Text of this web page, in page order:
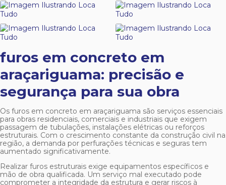
furos em concreto em
araçariguama: precisão e
segurança para sua obra
Os furos em concreto em araçariguama são serviços essenciais
para obras residenciais, comerciais e industriais que exigem
passagem de tubulações, instalações elétricas ou reforços
estruturais. Com o crescimento constante da construção civil na
região, a demanda por perfurações técnicas e seguras tem
aumentado significativamente.
Realizar furos estruturais exige equipamentos específicos e
mão de obra qualificada. Um serviço mal executado pode
comprometer a integridade da estrutura e gerar riscos à